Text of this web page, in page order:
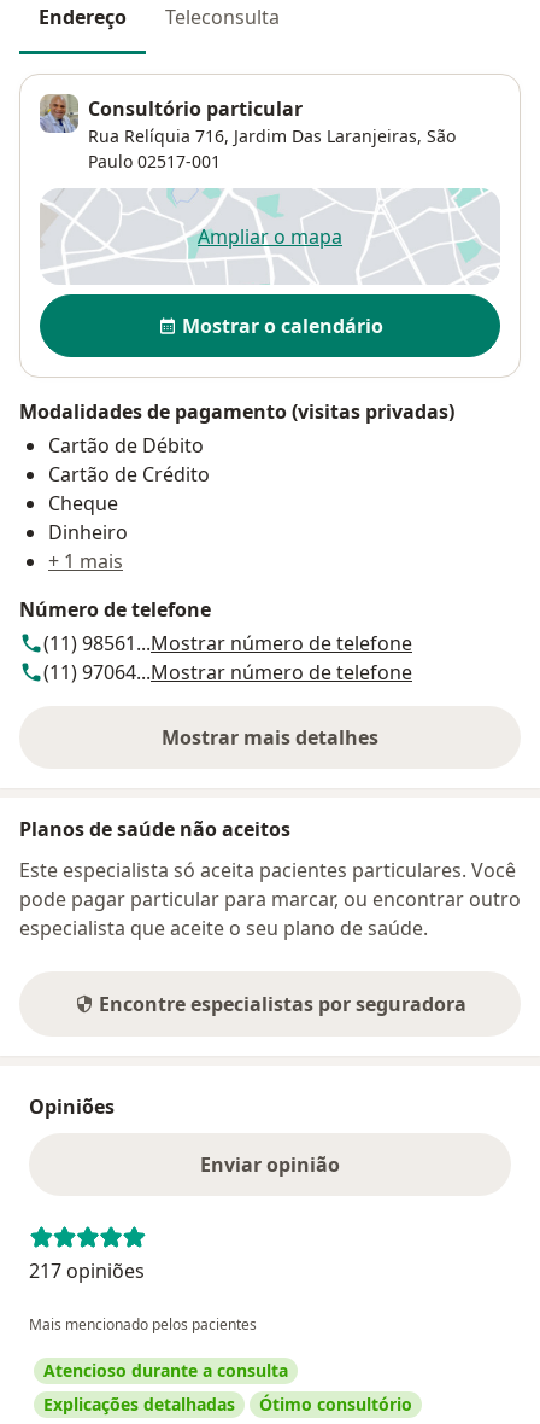
Endereço Teleconsulta
Consultório particular
Rua Relíquia 716, Jardim Das Laranjeiras, São
Paulo 02517-001
Ampliar o mapaabre num novo separador
Disponibilidade
Mostrar o calendário
Modalidades de pagamento (visitas privadas)
Cartão de Débito
Cartão de Crédito
Cheque
Dinheiro
+ 1 mais
Número de telefone
(11) 98561...Mostrar número de telefone
(11) 97064...Mostrar número de telefone
Mostrar mais detalhes
sobre o endereço
Planos de saúde não aceitos
Este especialista só aceita pacientes particulares. Você
pode pagar particular para marcar, ou encontrar outro
especialista que aceite o seu plano de saúde.
Encontre especialistas por seguradora
Opiniões
Enviar opinião
217 opiniões
Mais mencionado pelos pacientes
Atencioso durante a consulta
Explicações detalhadas
Ótimo consultório